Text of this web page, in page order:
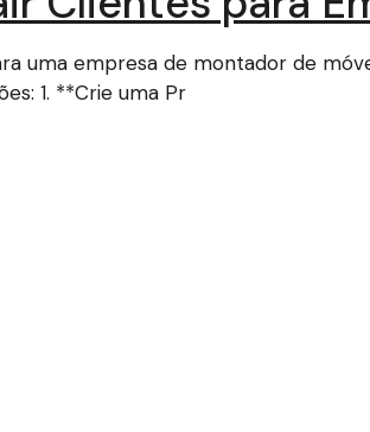
uma empresa de montador de
1. **Crie uma Pr